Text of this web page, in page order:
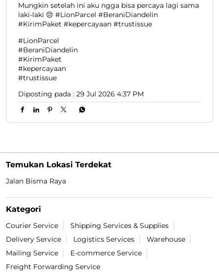
Mungkin setelah ini aku ngga bisa percaya lagi sama
laki-laki 😔 #LionParcel #BeraniDiandelin
#KirimPaket #kepercayaan #trustissue
#LionParcel
#BeraniDiandelin
#KirimPaket
#kepercayaan
#trustissue
Diposting pada : 29 Jul 2026 4:37 PM
Temukan Lokasi Terdekat
Jalan Bisma Raya
Kategori
Courier Service
Shipping Services & Supplies
Delivery Service
Logistics Services
Warehouse
Mailing Service
E-commerce Service
Freight Forwarding Service